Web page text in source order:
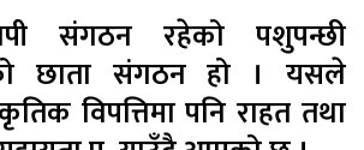
संगठन रहेको पशुपन्छी
छाता संगठन हो । यसले
विपत्तिमा पनि राहत तथा